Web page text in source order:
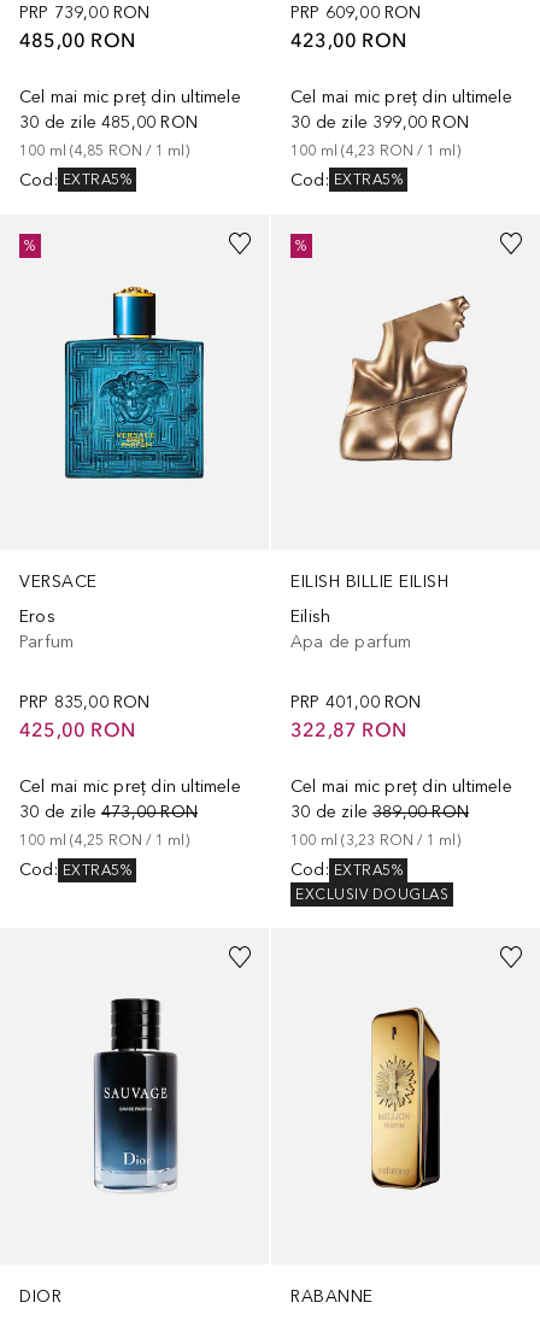
PRP 739,00 RON
485,00 RON
Cel mai mic preț din ultimele
30 de zile 485,00 RON
100 ml (4,85 RON / 1 ml )
Cod : EXTRA5%
PRP 609,00 RON
423,00 RON
Cel mai mic preț din ultimele
30 de zile 399,00 RON
100 ml (4,23 RON / 1 ml )
Cod : EXTRA5%
VERSACE
Eros
Parfum
PRP 835,00 RON
425,00 RON
Cel mai mic preț din ultimele
30 de zile 473,00 RON
100 ml (4,25 RON / 1 ml )
Cod : EXTRA5%
%
EILISH BILLIE EILISH
Eilish
Apa de parfum
PRP 401,00 RON
322,87 RON
Cel mai mic preț din ultimele
30 de zile 389,00 RON
100 ml (3,23 RON / 1 ml )
Cod : EXTRA5%
EXCLUSIV DOUGLAS
%
DIOR RABANNE